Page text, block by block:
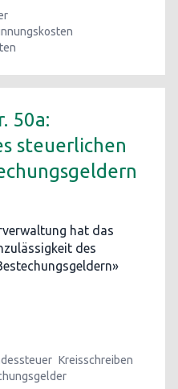
50a:
steuerlichen
hat das
des
Kreisschreiben